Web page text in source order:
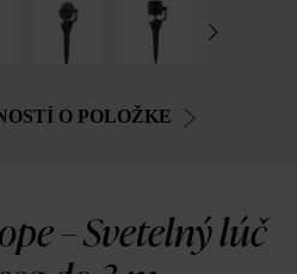
O POLOŽKE
– Svetelný lúč